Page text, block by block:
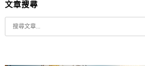
文章搜尋